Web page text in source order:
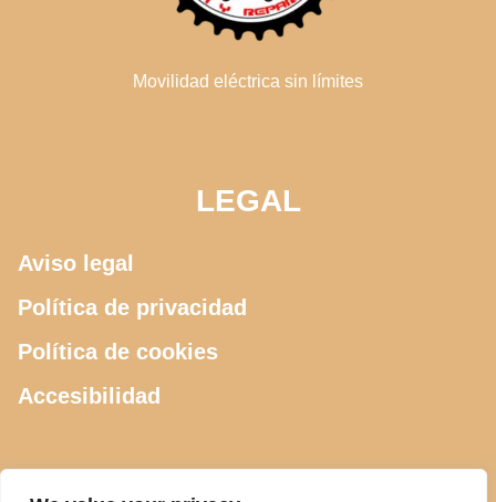
Movilidad eléctrica sin límites
LEGAL
Aviso legal
Política de privacidad
Política de cookies
Accesibilidad